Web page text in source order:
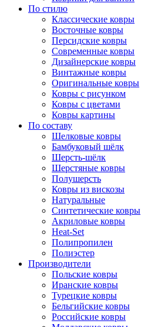
По стилю
Классические ковры
Восточные ковры
Персидские ковры
Современные ковры
Дизайнерские ковры
Винтажные ковры
Оригинальные ковры
Ковры с рисунком
Ковры с цветами
Ковры картины
По составу
Шелковые ковры
Бамбуковый шёлк
Шерсть-шёлк
Шерстяные ковры
Полушерсть
Ковры из вискозы
Натуральные
Синтетические ковры
Акриловые ковры
Heat-Set
Полипропилен
Полиэстер
Производители
Польские ковры
Иранские ковры
Турецкие ковры
Бельгийские ковры
Российские ковры